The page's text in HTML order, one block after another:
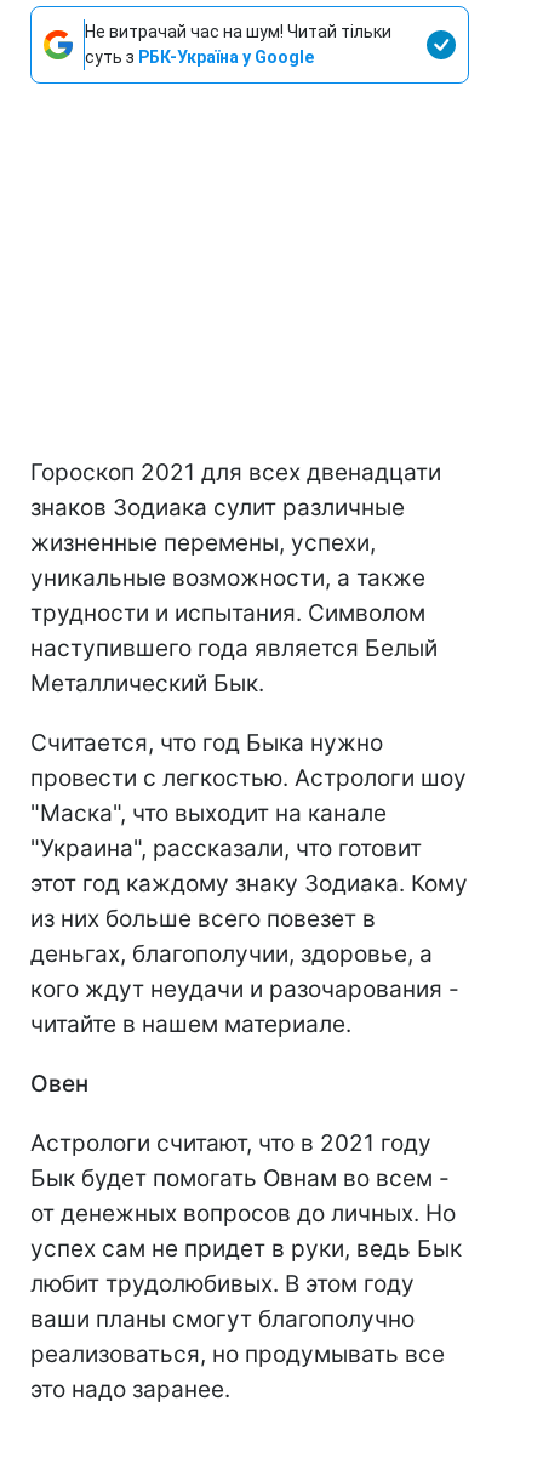
Не витрачай час на шум! Читай тільки
суть з РБК-Україна у Google
Гороскоп 2021 для всех двенадцати
знаков Зодиака сулит различные
жизненные перемены, успехи,
уникальные возможности, а также
трудности и испытания. Символом
наступившего года является Белый
Металлический Бык.
Считается, что год Быка нужно
провести с легкостью. Астрологи шоу
"Маска", что выходит на канале
"Украина", рассказали, что готовит
этот год каждому знаку Зодиака. Кому
из них больше всего повезет в
деньгах, благополучии, здоровье, а
кого ждут неудачи и разочарования -
читайте в нашем материале.
Овен
Астрологи считают, что в 2021 году
Бык будет помогать Овнам во всем -
от денежных вопросов до личных. Но
успех сам не придет в руки, ведь Бык
любит трудолюбивых. В этом году
ваши планы смогут благополучно
реализоваться, но продумывать все
это надо заранее.